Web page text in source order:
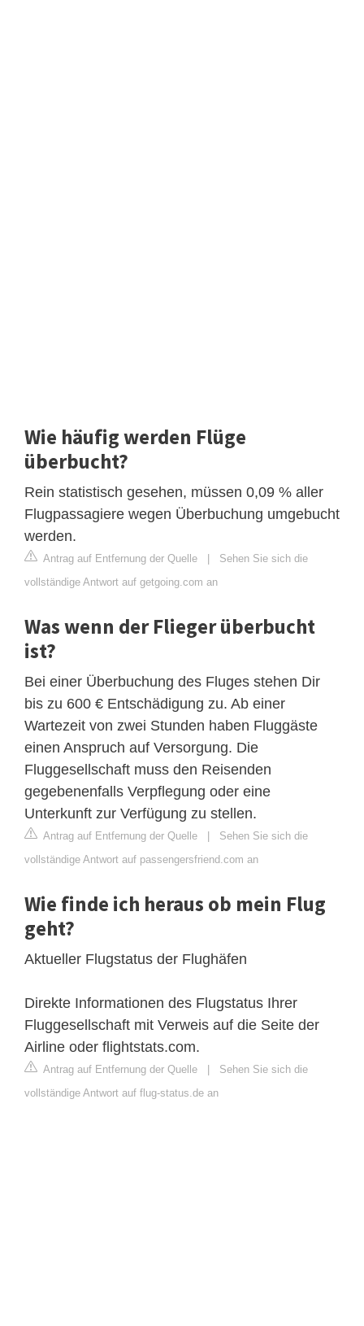
Wie häufig werden Flüge
überbucht?
Rein statistisch gesehen, müssen 0,09 % aller
Flugpassagiere wegen Überbuchung umgebucht
werden.
Antrag auf Entfernung der Quelle | Sehen Sie sich die
vollständige Antwort auf getgoing.com an
Was wenn der Flieger überbucht
ist?
Bei einer Überbuchung des Fluges stehen Dir
bis zu 600 € Entschädigung zu. Ab einer
Wartezeit von zwei Stunden haben Fluggäste
einen Anspruch auf Versorgung. Die
Fluggesellschaft muss den Reisenden
gegebenenfalls Verpflegung oder eine
Unterkunft zur Verfügung zu stellen.
Antrag auf Entfernung der Quelle | Sehen Sie sich die
vollständige Antwort auf passengersfriend.com an
Wie finde ich heraus ob mein Flug
geht?
Aktueller Flugstatus der Flughäfen
Direkte Informationen des Flugstatus Ihrer
Fluggesellschaft mit Verweis auf die Seite der
Airline oder flightstats.com.
Antrag auf Entfernung der Quelle | Sehen Sie sich die
vollständige Antwort auf flug-status.de an